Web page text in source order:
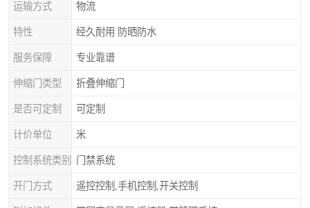
运输方式 物流
特性 经久耐用 防晒防水
服务保障 专业靠谱
伸缩门类型 折叠伸缩门
是否可定制 可定制
计价单位 米
控制系统类别 门禁系统
开门方式 遥控控制,手机控制,开关控制